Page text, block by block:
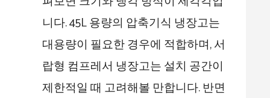
니다. 45L 용량의 압축기식 냉장고는
대용량이 필요한 경우에 적합하며, 서
랍형 컴프레서 냉장고는 설치 공간이
제한적일 때 고려해볼 만합니다. 반면